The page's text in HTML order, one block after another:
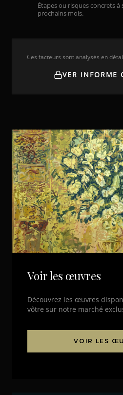
Étapes ou risques concrets à
prochains mois.
Ces facteurs sont analysés en
VER INFORME
Voir les œuvres
Découvrez les œuvres
vôtre sur notre marché
VOIR LES